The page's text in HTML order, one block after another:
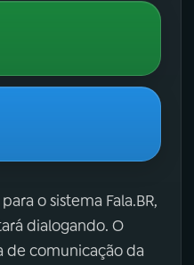
o sistema Fala.BR,
dialogando. O
de comunicação da